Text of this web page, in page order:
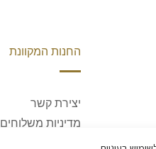
החנות המקוונת
יצירת קשר
מדיניות משלוחים